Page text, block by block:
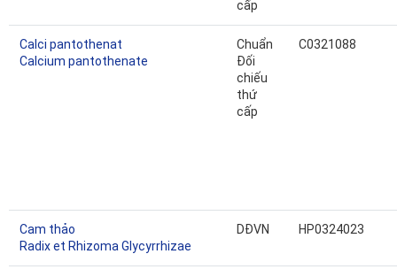
cấp
Calci pantothenat
Calcium pantothenate
Chuẩn
Đối
chiếu
thứ
cấp
C0321088
Cam thảo
Radix et Rhizoma Glycyrrhizae
DĐVN HP0324023